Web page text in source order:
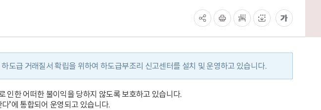
동
도급 거래질서 확립을 위하여 하도급부조리 신고센터를 설치 및 운영하고 있습니다.
인한 어떠한 불이익을 당하지 않도록 보호하고 있습니다.
’에 통합되어 운영되고 있습니다.